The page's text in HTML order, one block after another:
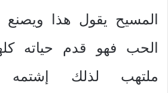
المسيح يقول هذا ويصنع
الحب فهو قدم حياته
ملتهب لذلك إشتمه